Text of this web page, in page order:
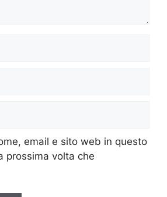
email e sito web in questo
prossima volta che